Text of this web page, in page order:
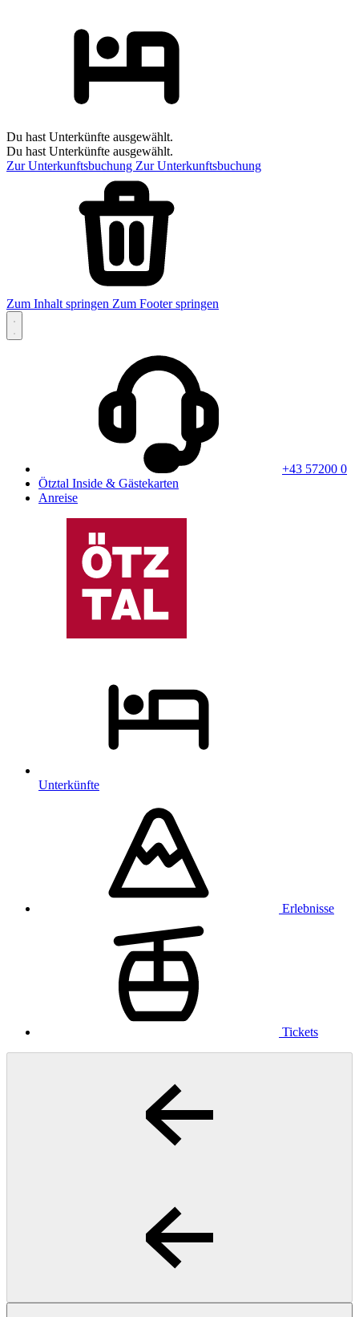
Du hast Unterkünfte ausgewählt.
Du hast Unterkünfte ausgewählt.
Zur Unterkunftsbuchung Zur Unterkunftsbuchung
Zum Inhalt springen Zum Footer springen
+43 57200 0
Ötztal Inside & Gästekarten
Anreise
Unterkünfte
Erlebnisse
Tickets